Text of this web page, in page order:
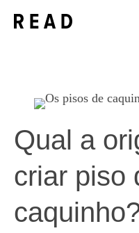
para
Qual a
criar piso